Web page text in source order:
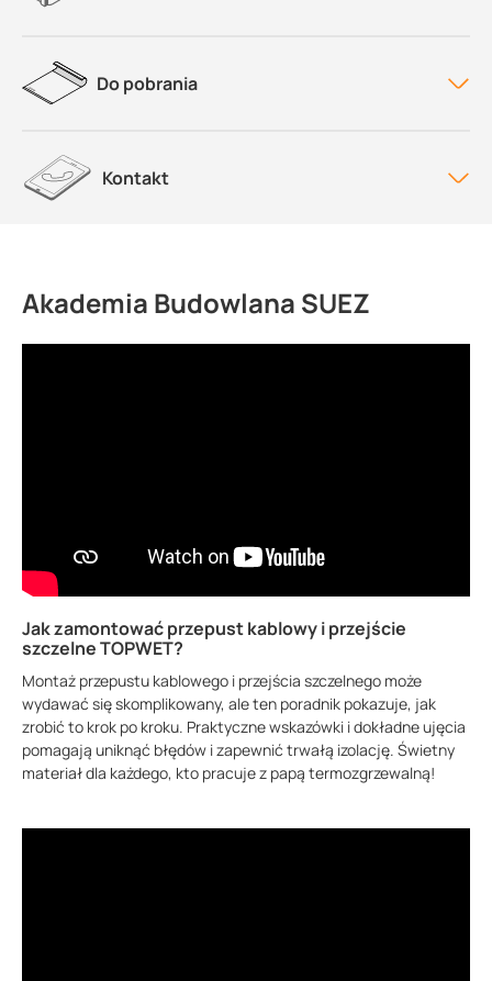
Do pobrania
Kontakt
Akademia Budowlana SUEZ
Jak zamontować przepust kablowy i przejście
szczelne TOPWET?
Montaż przepustu kablowego i przejścia szczelnego może
wydawać się skomplikowany, ale ten poradnik pokazuje, jak
zrobić to krok po kroku. Praktyczne wskazówki i dokładne ujęcia
pomagają uniknąć błędów i zapewnić trwałą izolację. Świetny
materiał dla każdego, kto pracuje z papą termozgrzewalną!